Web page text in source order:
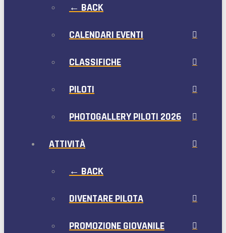
← BACK
CALENDARI EVENTI
CLASSIFICHE
PILOTI
PHOTOGALLERY PILOTI 2026
ATTIVITÀ
← BACK
DIVENTARE PILOTA
PROMOZIONE GIOVANILE